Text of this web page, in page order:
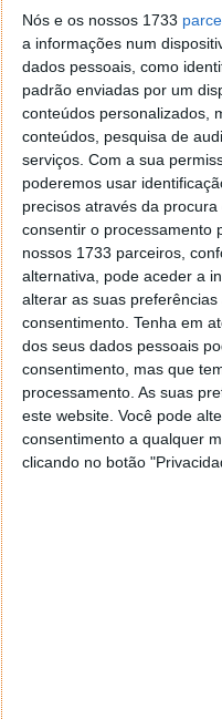
Nós e os nossos 1733
a informações num
dados pessoais, como
padrão enviadas por um
conteúdos personalizados,
conteúdos, pesquisa de
serviços. Com a sua
poderemos usar
precisos através da
consentir o processamento
nossos 1733 parceiros,
alternativa, pode aceder a
alterar as suas
consentimento. Tenha em
dos seus dados pessoais
consentimento, mas que
processamento. As suas
este website. Você pode
consentimento a qualquer
clicando no botão
Android 16
Updates!
notificações
05 JUL 2025 ·ANDROID